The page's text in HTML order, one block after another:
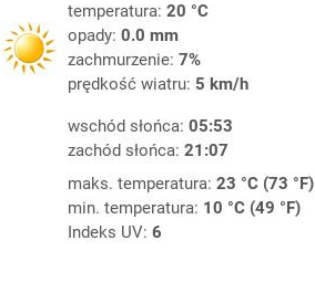
temperatura: 20 °C
opady: 0.0 mm
zachmurzenie: 7%
prędkość wiatru: 5 km/h
wschód słońca: 05:53
zachód słońca: 21:07
maks. temperatura: 23 °C (73 °F)
min. temperatura: 10 °C (49 °F)
Indeks UV: 6